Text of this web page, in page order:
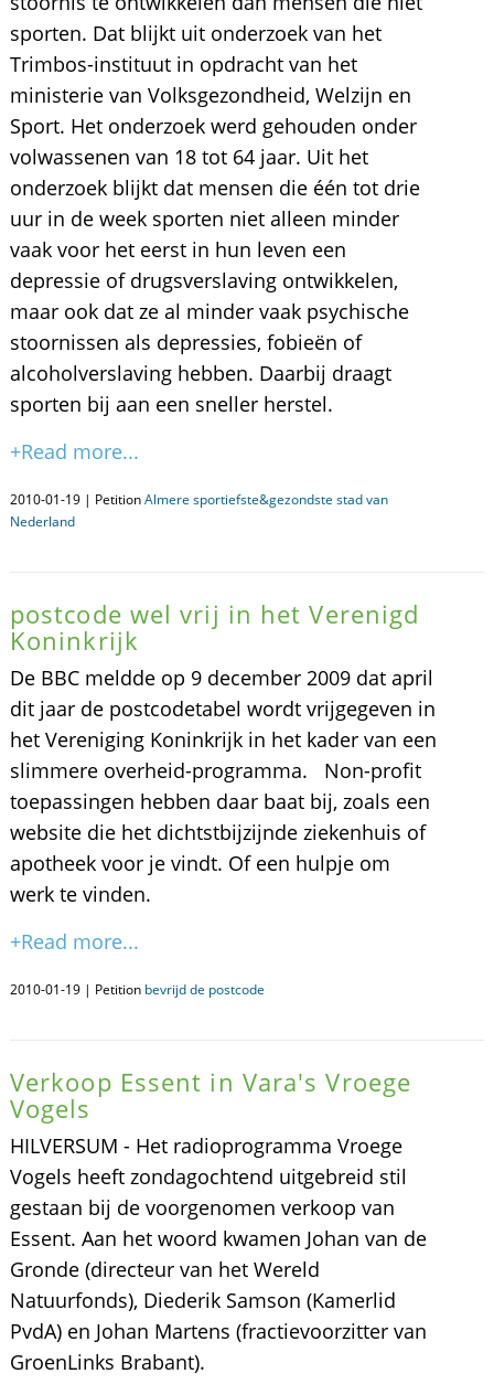
sporten. Dat blijkt uit onderzoek van het
Trimbos-instituut in opdracht van het
ministerie van Volksgezondheid, Welzijn en
Sport. Het onderzoek werd gehouden onder
volwassenen van 18 tot 64 jaar. Uit het
onderzoek blijkt dat mensen die één tot drie
uur in de week sporten niet alleen minder
vaak voor het eerst in hun leven een
depressie of drugsverslaving ontwikkelen,
maar ook dat ze al minder vaak psychische
stoornissen als depressies, fobieën of
alcoholverslaving hebben. Daarbij draagt
sporten bij aan een sneller herstel.
+Read more...
2010-01-19 | PetitionAlmere sportiefste&gezondste stad van
Nederland
postcode wel vrij in het Verenigd
Koninkrijk
De BBC meldde op 9 december 2009 dat april
dit jaar de postcodetabel wordt vrijgegeven in
het Vereniging Koninkrijk in het kader van een
slimmere overheid-programma. Non-profit
toepassingen hebben daar baat bij, zoals een
website die het dichtstbijzijnde ziekenhuis of
apotheek voor je vindt. Of een hulpje om
werk te vinden.
+Read more...
2010-01-19 | Petition bevrijd de postcode
Verkoop Essent in Vara's Vroege
Vogels
HILVERSUM - Het radioprogramma Vroege
Vogels heeft zondagochtend uitgebreid stil
gestaan bij de voorgenomen verkoop van
Essent. Aan het woord kwamen Johan van de
Gronde (directeur van het Wereld
Natuurfonds), Diederik Samson (Kamerlid
PvdA) en Johan Martens (fractievoorzitter van
GroenLinks Brabant).